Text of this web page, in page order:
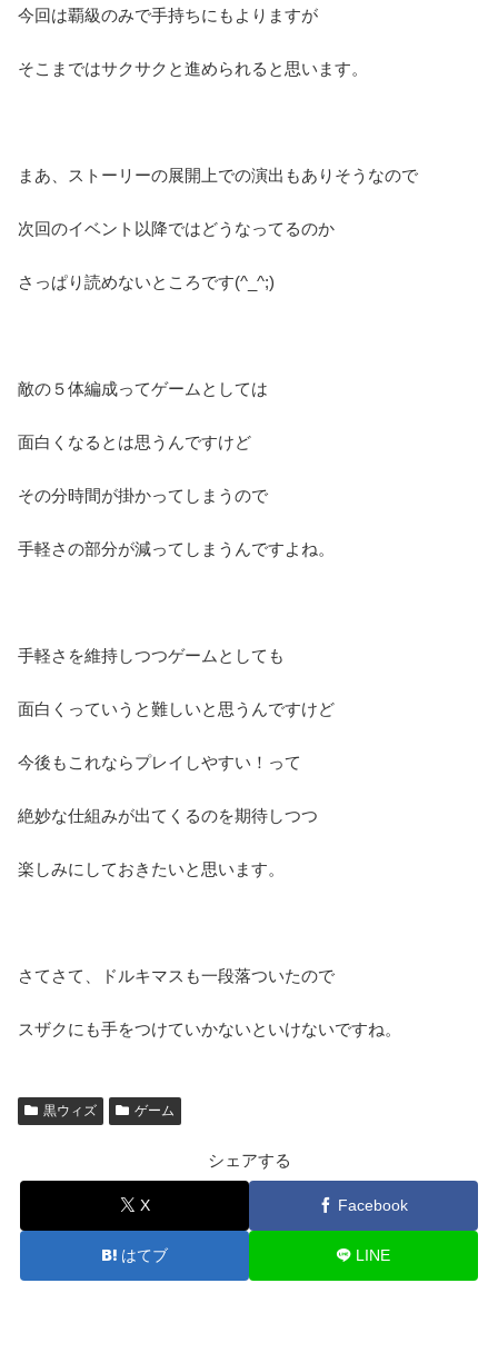
今回は覇級のみで手持ちにもよりますが
そこまではサクサクと進められると思います。
まあ、ストーリーの展開上での演出もありそうなので
次回のイベント以降ではどうなってるのか
さっぱり読めないところです(^_^;)
敵の５体編成ってゲームとしては
面白くなるとは思うんですけど
その分時間が掛かってしまうので
手軽さの部分が減ってしまうんですよね。
手軽さを維持しつつゲームとしても
面白くっていうと難しいと思うんですけど
今後もこれならプレイしやすい！って
絶妙な仕組みが出てくるのを期待しつつ
楽しみにしておきたいと思います。
さてさて、ドルキマスも一段落ついたので
スザクにも手をつけていかないといけないですね。
黒ウィズ ゲーム
シェアする
X Facebook
はてブ LINE